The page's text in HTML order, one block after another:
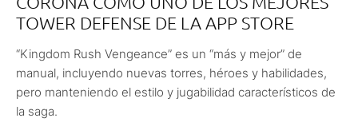
TOWER DEFENSE DE LA APP STORE
“Kingdom Rush Vengeance” es un “más y mejor” de
manual, incluyendo nuevas torres, héroes y habilidades,
pero manteniendo el estilo y jugabilidad característicos de
la saga.